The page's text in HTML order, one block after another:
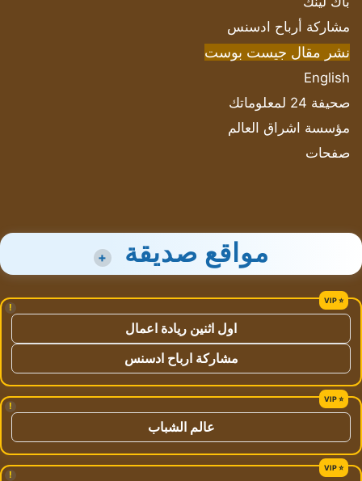
مشاركة أرباح ادسنس
نشر مقال جيست بوست
English
صحيفة 24 لمعلوماتك
مؤسسة اشراق العالم
صفحات
مواقع صديقة +
!
اول اثنين ريادة اعمال
مشاركة ارباح ادسنس
!
عالم الشباب
!